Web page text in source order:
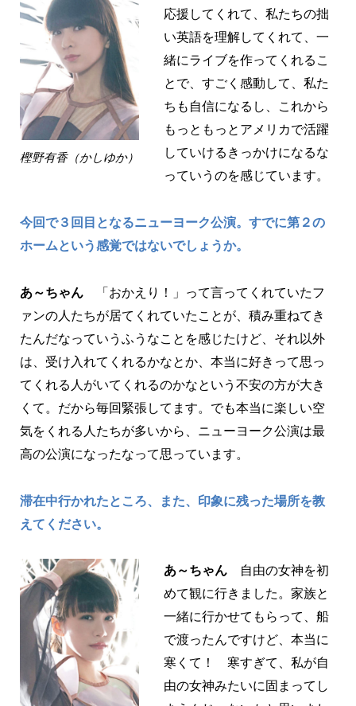
樫野有香（かしゆか）
応援してくれて、私たちの拙
い英語を理解してくれて、一
緒にライブを作ってくれるこ
とで、すごく感動して、私た
ちも自信になるし、これから
もっともっとアメリカで活躍
していけるきっかけになるな
っていうのを感じています。
今回で３回目となるニューヨーク公演。すでに第２の
ホームという感覚ではないでしょうか。
あ～ちゃん
「おかえり！」って言ってくれていたフ
ァンの人たちが居てくれていたことが、積み重ねてき
たんだなっていうふうなことを感じたけど、それ以外
は、受け入れてくれるかなとか、本当に好きって思っ
てくれる人がいてくれるのかなという不安の方が大き
くて。だから毎回緊張してます。でも本当に楽しい空
気をくれる人たちが多いから、ニューヨーク公演は最
高の公演になったなって思っています。
滞在中行かれたところ、また、印象に残った場所を教
えてください。
あ～ちゃん
自由の女神を初
めて観に行きました。家族と
一緒に行かせてもらって、船
で渡ったんですけど、本当に
寒くて！ 寒すぎて、私が自
由の女神みたいに固まってし